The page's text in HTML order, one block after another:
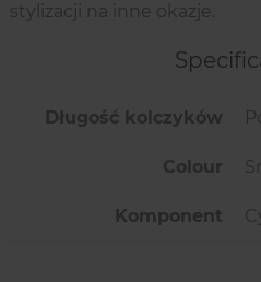
stylizacji na inne okazje.
Długość kolczyków
Colour
Komponent